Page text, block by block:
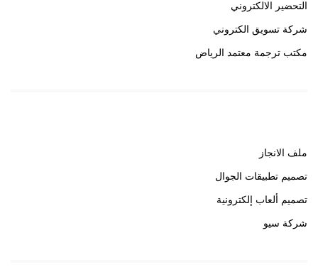
التحضير الالكتروني
شركة تسويق الكتروني
مكتب ترجمة معتمد الرياض
ملف الانجاز
تصميم تطبيقات الجوال
تصميم ألعاب إلكترونية
شركة سيو